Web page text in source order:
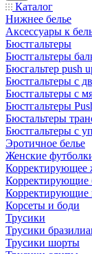
Каталог
Нижнее белье
Аксессуары к
Бюстгальтеры
Бюстгальтеры
Бюсгальтер push
Бюстгальтеры с
Бюстгальтеры с
Бюстгальтеры
Бюстальтеры
Бюстгальтеры с
Эротичное белье
Женские
Корректирующее
Корректирующие
Корсеты и боди
Трусики
Трусики
Трусики шорты